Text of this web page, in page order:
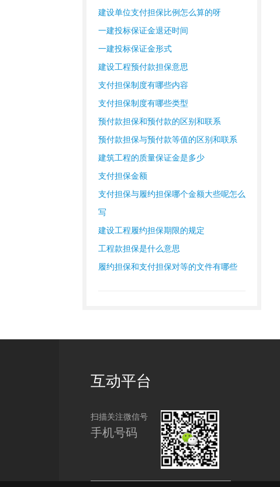
建设单位支付担保比例怎么算的呀
一建投标保证金退还时间
一建投标保证金形式
建设工程预付款担保意思
支付担保制度有哪些内容
支付担保制度有哪些类型
预付款担保和预付款的区别和联系
预付款担保与预付款等值的区别和联系
建筑工程的质量保证金是多少
支付担保金额
支付担保与履约担保哪个金额大些呢怎么
写
建设工程履约担保期限的规定
工程款担保是什么意思
履约担保和支付担保对等的文件有哪些
互动平台
扫描关注微信号
手机号码